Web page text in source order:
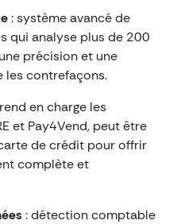
: système avancé de
qui analyse plus de 200
précision et une
les contrefaçons.
en charge les
et Pay4Vend, peut être
de crédit pour offrir
complète et
: détection comptable